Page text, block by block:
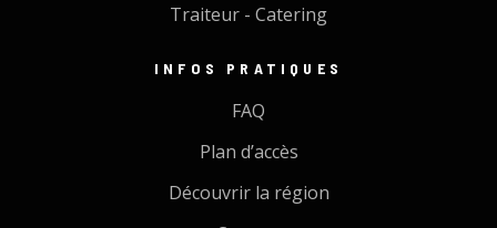
Traiteur - Catering
INFOS PRATIQUES
FAQ
Plan d’accès
Découvrir la région